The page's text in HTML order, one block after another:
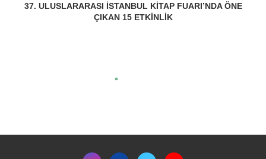
37. ULUSLARARASI İSTANBUL KITAP FUARI’NDA ÖNE
ÇIKAN 15 ETKINLIK